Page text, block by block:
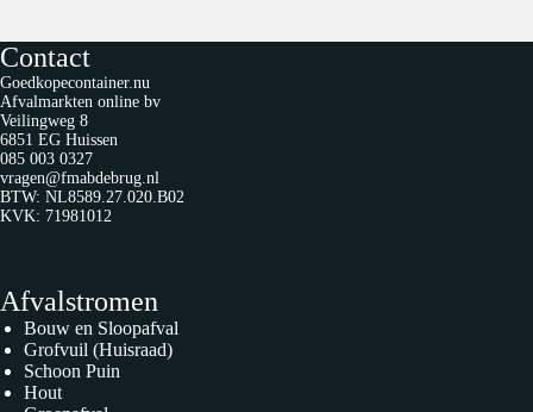
Contact
Goedkopecontainer.nu
Afvalmarkten online bv
Veilingweg 8
6851 EG Huissen
085 003 0327
vragen@fmabdebrug.nl
BTW: NL8589.27.020.B02
KVK: 71981012
Afvalstromen
Bouw en Sloopafval
Grofvuil (Huisraad)
Schoon Puin
Hout